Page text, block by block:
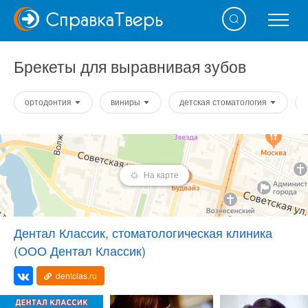
СправкаТверь
Брекеты для выравнивая зубов
ортодонтия виниры детская стоматология
На карте
Дентал Классик, стоматологическая клиника
(ООО Дентал Классик)
dentclas.ru